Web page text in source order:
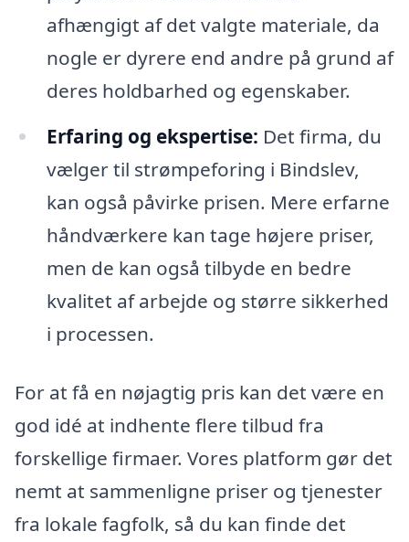
afhængigt af det valgte materiale, da
nogle er dyrere end andre på grund af
deres holdbarhed og egenskaber.
Erfaring og ekspertise: Det firma, du
vælger til strømpeforing i Bindslev,
kan også påvirke prisen. Mere erfarne
håndværkere kan tage højere priser,
men de kan også tilbyde en bedre
kvalitet af arbejde og større sikkerhed
i processen.
For at få en nøjagtig pris kan det være en
god idé at indhente flere tilbud fra
forskellige firmaer. Vores platform gør det
nemt at sammenligne priser og tjenester
fra lokale fagfolk, så du kan finde det